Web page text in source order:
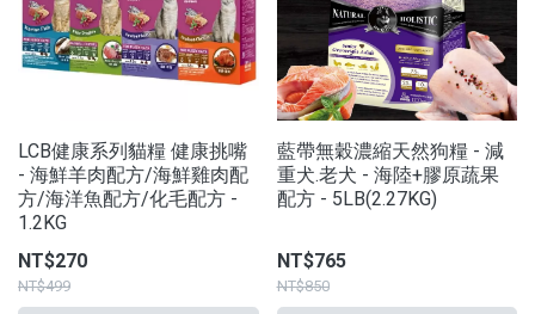
LCB健康系列貓糧 健康挑嘴
- 海鮮羊肉配方/海鮮雞肉配
方/海洋魚配方/化毛配方 -
1.2KG
NT$270
NT$499
藍帶無穀濃縮天然狗糧 - 減
重犬.老犬 - 海陸+膠原蔬果
配方 - 5LB(2.27KG)
NT$765
NT$850